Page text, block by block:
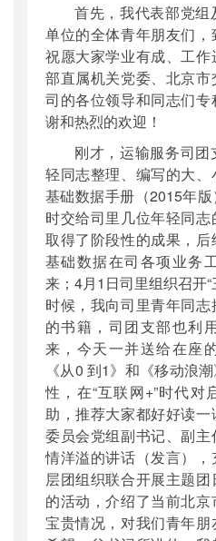
首先，我代表部党
单位的全体青年朋友们，
祝愿大家学业有成、工
部直属机关党委、北京
司的各位领导和同志们
谢和热烈的欢迎！
刚才，运输服务司
轻同志整理、编写的大
基础数据手册（2015年
时交给司里几位年轻同
取得了阶段性的成果，
基础数据在司各项业务
来；4月1日司里组织召开
时候，我向司里青年同
的书籍，司团支部也利
来，今天一并送给在座
《从0 到1》和《移动浪
性，在“互联网+”时代对
助，推荐大家都好好读
委员会党组副书记、副
情洋溢的讲话（发言）
层团组织联合开展主题
的活动，介绍了当前北
宝贵情况，对我们青年